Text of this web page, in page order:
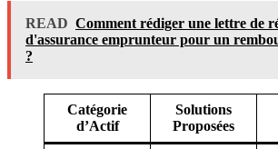
READ Comment rédiger une lettre de
d'assurance emprunteur pour un
?
Catégorie
d’Actif
Solutions
Proposées